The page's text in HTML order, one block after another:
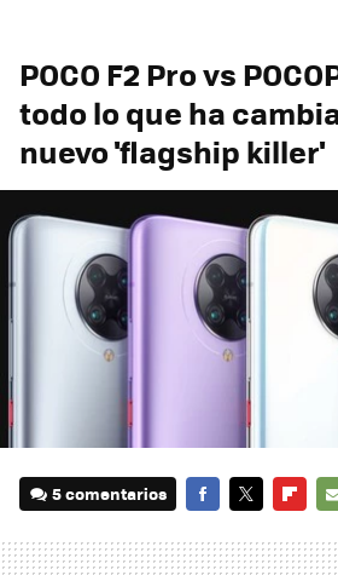
POCO F2 Pro vs
todo lo que ha
nuevo 'flagship killer'
5 comentarios